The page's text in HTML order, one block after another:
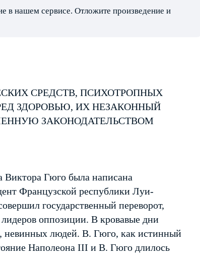
в нашем сервисе. Отложите произведение и
СРЕДСТВ, ПСИХОТРОПНЫХ
ЗДОРОВЬЮ, ИХ НЕЗАКОННЫЙ
ЗАКОНОДАТЕЛЬСТВОМ
Виктора Гюго была написана
Французской республики Луи-
государственный переворот,
оппозиции. В кровавые дни
невинных людей. В. Гюго, как истинный
Наполеона III и В. Гюго длилось